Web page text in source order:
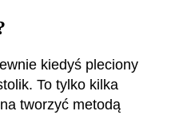
kiedyś pleciony
To tylko kilka
tworzyć metodą